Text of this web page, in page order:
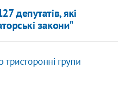
депутатів, які
закони"
тристоронні групи